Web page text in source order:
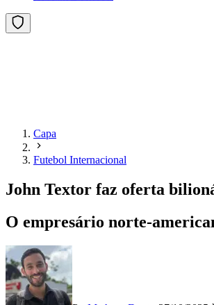
Capa
Futebol Internacional
John Textor faz oferta
O empresário norte-